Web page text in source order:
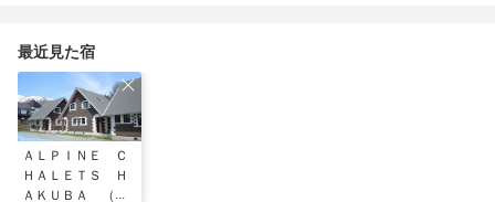
最近見た宿
ＡＬＰＩＮＥ Ｃ
ＨＡＬＥＴＳ Ｈ
ＡＫＵＢＡ （ア